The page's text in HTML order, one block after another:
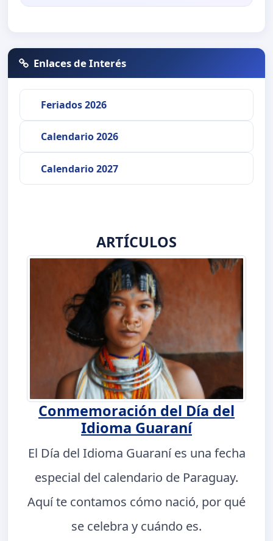
Enlaces de Interés
Feriados 2026
Calendario 2026
Calendario 2027
ARTÍCULOS
Conmemoración del Día del
Idioma Guaraní
El Día del Idioma Guaraní es una fecha
especial del calendario de Paraguay.
Aquí te contamos cómo nació, por qué
se celebra y cuándo es.